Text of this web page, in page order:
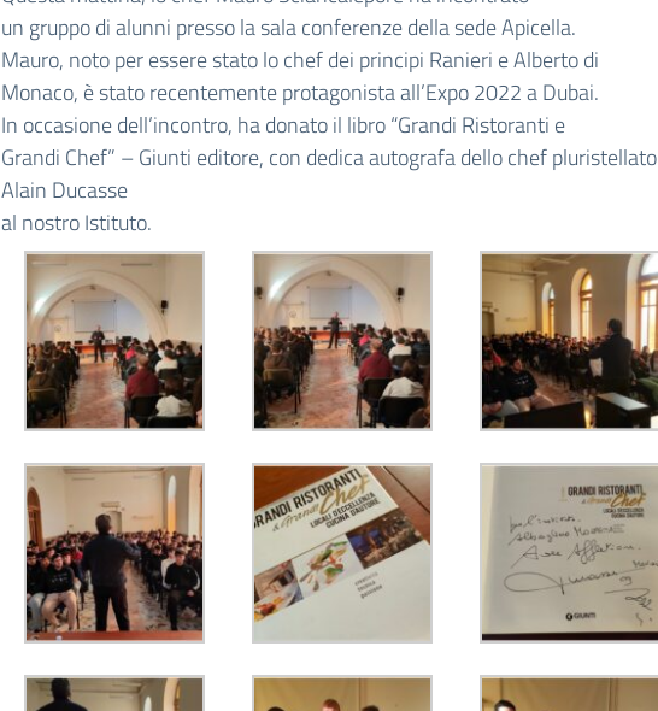
un gruppo di alunni presso la sala conferenze della sede Apicella.
Mauro, noto per essere stato lo chef dei principi Ranieri e Alberto di
Monaco, è stato recentemente protagonista all’Expo 2022 a Dubai.
In occasione dell’incontro, ha donato il libro “Grandi Ristoranti e
Grandi Chef” – Giunti editore, con dedica autografa dello chef pluristellato
Alain Ducasse
al nostro Istituto.